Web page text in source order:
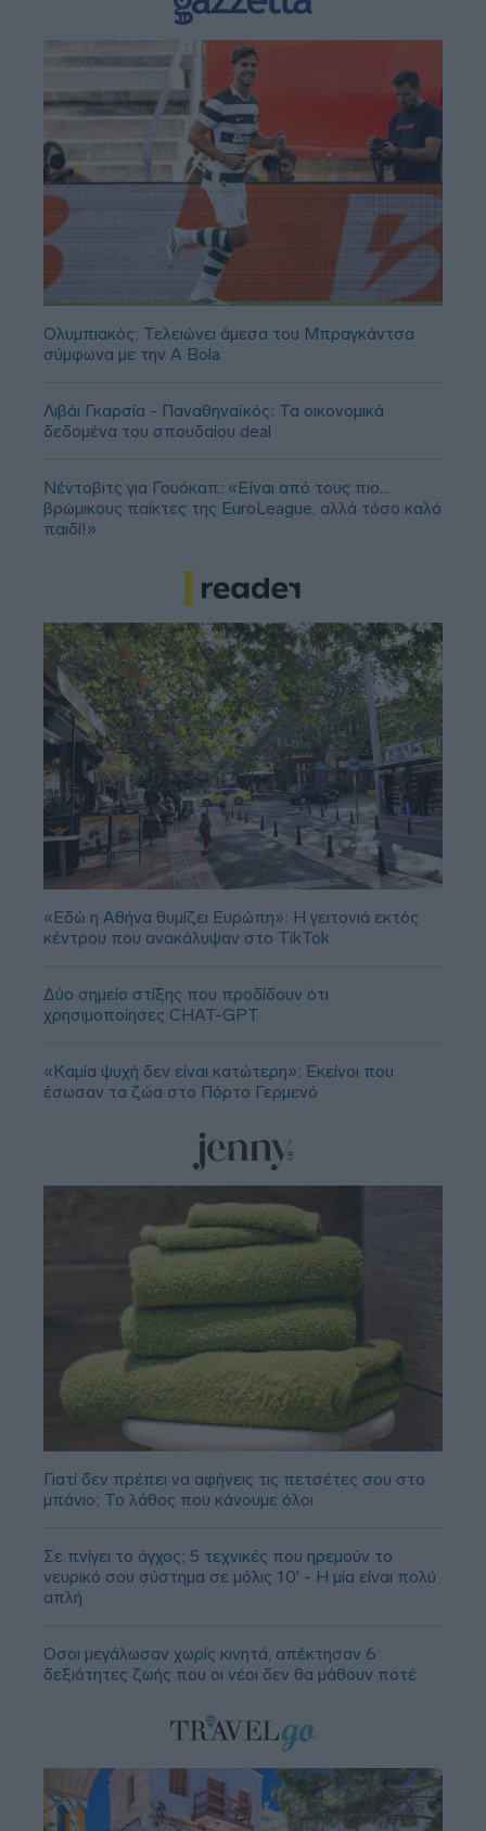
Ολυμπιακός: Τελειώνει άμεσα του Μπραγκάντσα
σύμφωνα με την A Bola
Λιβάι Γκαρσία - Παναθηναϊκός: Τα οικονομικά
δεδομένα του σπουδαίου deal
Νέντοβιτς για Γουόκαπ: «Είναι από τους πιο...
βρώμικους παίκτες της EuroLeague, αλλά τόσο καλό
παιδί!»
«Εδώ η Αθήνα θυμίζει Ευρώπη»: H γειτονιά εκτός
κέντρου που ανακάλυψαν στο TikTok
Δύο σημείο στίξης που προδίδουν ότι
χρησιμοποίησες CHAT-GPT
«Καμία ψυχή δεν είναι κατώτερη»: Εκείνοι που
έσωσαν τα ζώα στο Πόρτο Γερμενό
Γιατί δεν πρέπει να αφήνεις τις πετσέτες σου στο
μπάνιο; Το λάθος που κάνουμε όλοι
Σε πνίγει το άγχος; 5 τεχνικές που ηρεμούν το
νευρικό σου σύστημα σε μόλις 10' - Η μία είναι πολύ
απλή
Όσοι μεγάλωσαν χωρίς κινητά, απέκτησαν 6
δεξιότητες ζωής που οι νέοι δεν θα μάθουν ποτέ